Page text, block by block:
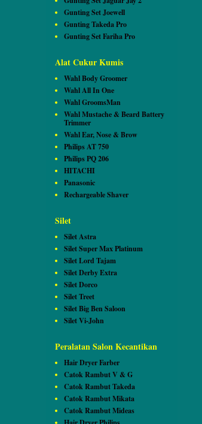
Gunting Set Joewell
Gunting Takeda Pro
Gunting Set Fariha Pro
Alat Cukur Kumis
Wahl Body Groomer
Wahl All In One
Wahl GroomsMan
Wahl Mustache & Beard Battery
Trimmer
Wahl Ear, Nose & Brow
Philips AT 750
Philips PQ 206
HITACHI
Panasonic
Rechargeable Shaver
Silet
Silet Astra
Silet Super Max Platinum
Silet Lord Tajam
Silet Derby Extra
Silet Dorco
Silet Treet
Silet Big Ben Saloon
Silet Vi-John
Peralatan Salon Kecantikan
Hair Dryer Farber
Catok Rambut V & G
Catok Rambut Takeda
Catok Rambut Mikata
Catok Rambut Mideas